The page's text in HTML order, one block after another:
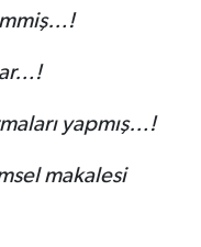
yapmış…!
makalesi